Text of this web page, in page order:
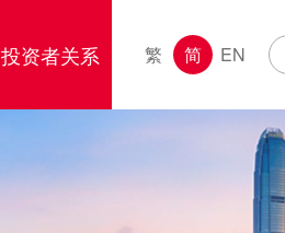
繁 简 EN
投资者关系